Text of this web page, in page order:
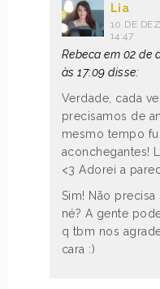
Lia
10 DE
14:47
Rebeca em 02 de
às 17:09 disse:
Verdade, cada
precisamos de
mesmo tempo
aconchegantes!
<3 Adorei a
Sim! Não precisa
né? A gente
q tbm nos
cara :)